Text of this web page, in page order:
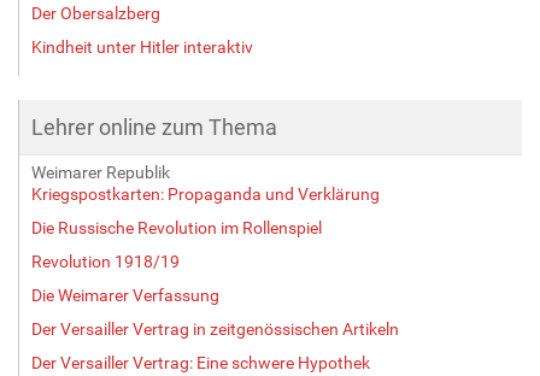
Der Obersalzberg
Kindheit unter Hitler interaktiv
Lehrer online zum Thema
Weimarer Republik
Kriegspostkarten: Propaganda und Verklärung
Die Russische Revolution im Rollenspiel
Revolution 1918/19
Die Weimarer Verfassung
Der Versailler Vertrag in zeitgenössischen Artikeln
Der Versailler Vertrag: Eine schwere Hypothek